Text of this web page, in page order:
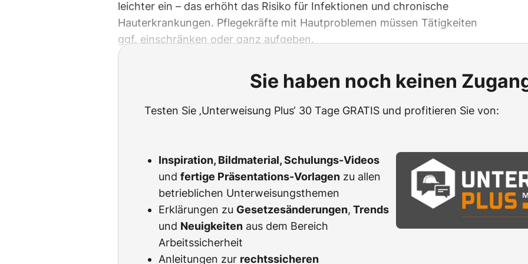
leichter ein – das erhöht das Risiko für Infektionen und chronische
Hauterkrankungen. Pflegekräfte mit Hautproblemen müssen Tätigkeiten
ggf. einschränken oder ganz aufgeben.
Sie haben noch keinen
Testen Sie ‚Unterweisung Plus‘ 30 Tage GRATIS und profitieren Sie von:
Inspiration, Bildmaterial, Schulungs-Videos
und fertige Präsentations-Vorlagen zu allen
betrieblichen Unterweisungsthemen
Erklärungen zu Gesetzesänderungen, Trends
und Neuigkeiten aus dem Bereich
Arbeitssicherheit
Anleitungen zur rechtssicheren